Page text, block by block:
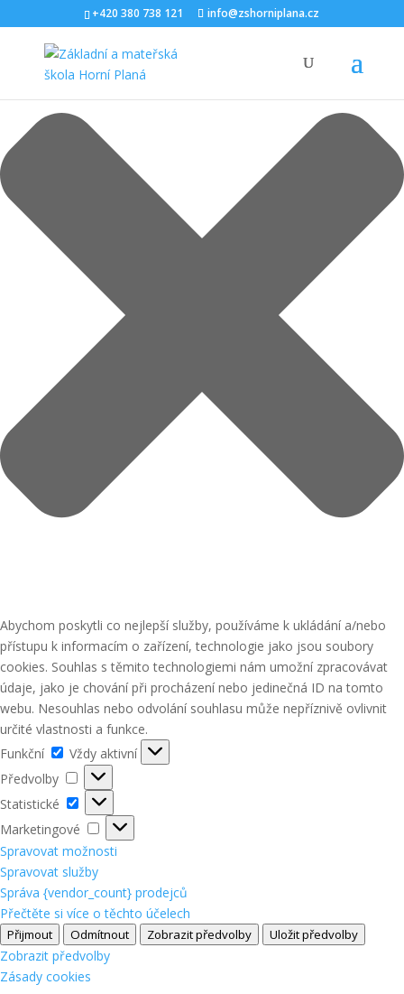
Spravovat Souhlas s cookies
Abychom poskytli co nejlepší služby, používáme k ukládání a/nebo
přístupu k informacím o zařízení, technologie jako jsou soubory
cookies. Souhlas s těmito technologiemi nám umožní zpracovávat
údaje, jako je chování při procházení nebo jedinečná ID na tomto
webu. Nesouhlas nebo odvolání souhlasu může nepříznivě ovlivnit
určité vlastnosti a funkce.
Funkční
Funkční
Vždy aktivní
Předvolby
Předvolby
Statistické
Statistické
Marketingové
Marketingové
Spravovat možnosti
Spravovat služby
Správa {vendor_count} prodejců
Přečtěte si více o těchto účelech
Přijmout Odmítnout Zobrazit předvolby Uložit předvolby
Zobrazit předvolby
Zásady cookies
+420 380 738 121 info@zshorniplana.cz